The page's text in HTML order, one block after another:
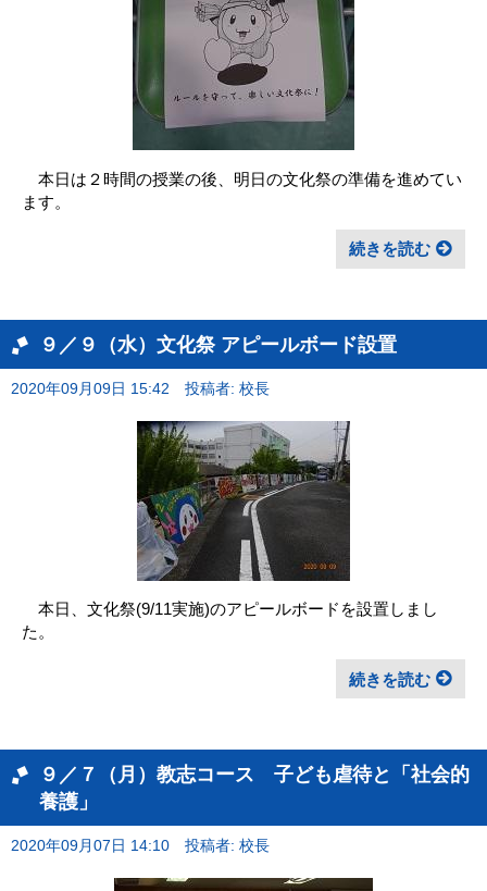
本日は２時間の授業の後、明日の文化祭の準備を進めてい
ます。
続きを読む
９／９（水）文化祭 アピールボード設置
2020年09月09日 15:42 投稿者: 校長
本日、文化祭(9/11実施)のアピールボードを設置しまし
た。
続きを読む
９／７（月）教志コース 子ども虐待と「社会的
養護」
2020年09月07日 14:10 投稿者: 校長